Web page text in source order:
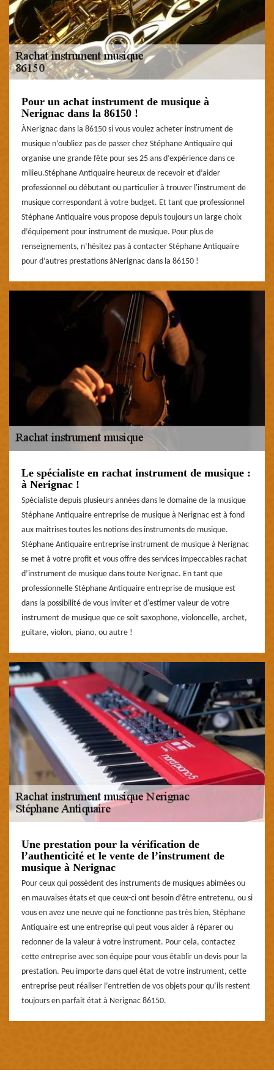
Pour un achat instrument de musique à
Nerignac dans la 86150 !
ÀNerignac dans la 86150 si vous voulez acheter instrument de
musique n’oubliez pas de passer chez Stéphane Antiquaire qui
organise une grande fête pour ses 25 ans d’expérience dans ce
milieu.Stéphane Antiquaire heureux de recevoir et d’aider
professionnel ou débutant ou particulier à trouver l'instrument de
musique correspondant à votre budget. Et tant que professionnel
Stéphane Antiquaire vous propose depuis toujours un large choix
d’équipement pour instrument de musique. Pour plus de
renseignements, n’hésitez pas à contacter Stéphane Antiquaire
pour d’autres prestations àNerignac dans la 86150 !
Le spécialiste en rachat instrument de musique :
à Nerignac !
Spécialiste depuis plusieurs années dans le domaine de la musique
Stéphane Antiquaire entreprise de musique à Nerignac est à fond
aux maitrises toutes les notions des instruments de musique.
Stéphane Antiquaire entreprise instrument de musique à Nerignac
se met à votre profit et vous offre des services impeccables rachat
d’instrument de musique dans toute Nerignac. En tant que
professionnelle Stéphane Antiquaire entreprise de musique est
dans la possibilité de vous inviter et d'estimer valeur de votre
instrument de musique que ce soit saxophone, violoncelle, archet,
guitare, violon, piano, ou autre !
Une prestation pour la vérification de
l’authenticité et le vente de l’instrument de
musique à Nerignac
Pour ceux qui possèdent des instruments de musiques abimées ou
en mauvaises états et que ceux-ci ont besoin d’être entretenu, ou si
vous en avez une neuve qui ne fonctionne pas très bien, Stéphane
Antiquaire est une entreprise qui peut vous aider à réparer ou
redonner de la valeur à votre instrument. Pour cela, contactez
cette entreprise avec son équipe pour vous établir un devis pour la
prestation. Peu importe dans quel état de votre instrument, cette
entreprise peut réaliser l’entretien de vos objets pour qu’ils restent
toujours en parfait état à Nerignac 86150.